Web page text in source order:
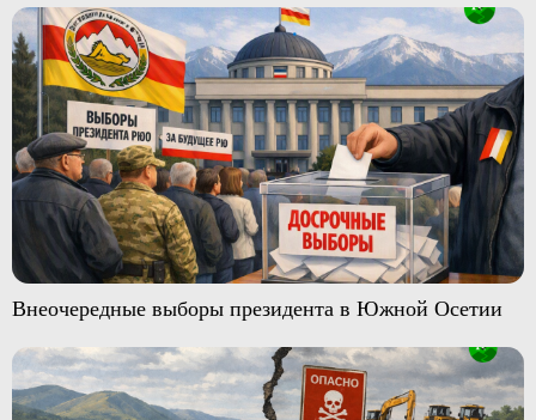
Внеочередные выборы президента в Южной Осетии